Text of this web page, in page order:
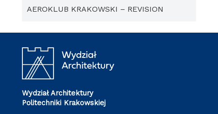
AEROKLUB KRAKOWSKI – REVISION
Wydział Architektury
Politechniki Krakowskiej